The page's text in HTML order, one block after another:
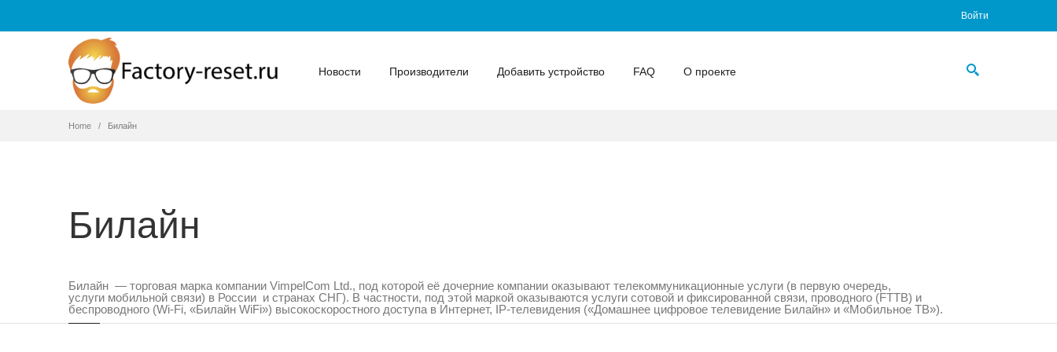
Войти
Новости Производители Добавить устройство FAQ О проекте
Home Билайн
Билайн
Билайн — торговая марка компании VimpelCom Ltd., под которой её дочерние компании оказывают телекоммуникационные услуги (в первую очередь,
услуги мобильной связи) в России и странах СНГ). В частности, под этой маркой оказываются услуги сотовой и фиксированной связи, проводного (FTTB) и
беспроводного (Wi-Fi, «Билайн WiFi») высокоскоростного доступа в Интернет, IP-телевидения («Домашнее цифровое телевидение Билайн» и «Мобильное ТВ»).